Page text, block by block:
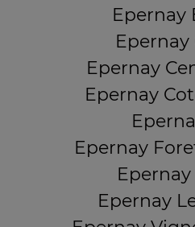
Epernay
Epernay
Epernay
Epernay
Epernay
Epernay
Epernay